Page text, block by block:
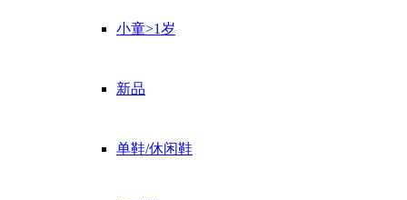
小童>1岁
新品
单鞋/休闲鞋